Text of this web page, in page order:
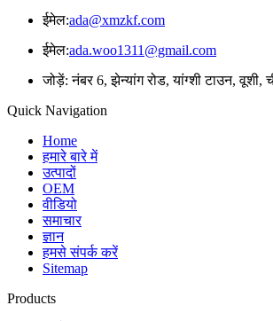
ईमेल:ada@xmzkf.com
ईमेल:ada.woo1311@gmail.com
जोड़ें: नंबर 6, झेन्यांग रोड, यांग्शी टाउन, वूशी,
Quick Navigation
Home
हमारे बारे में
उत्पादों
OEM
वीडियो
समाचार
ज्ञान
हमसे संपर्क करें
Sitemap
Products